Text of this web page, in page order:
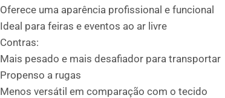
Oferece uma aparência profissional e funcional
Ideal para feiras e eventos ao ar livre
Contras:
Mais pesado e mais desafiador para transportar
Propenso a rugas
Menos versátil em comparação com o tecido